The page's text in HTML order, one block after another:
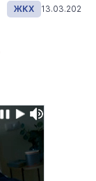
ЖКХ 13.03.2026